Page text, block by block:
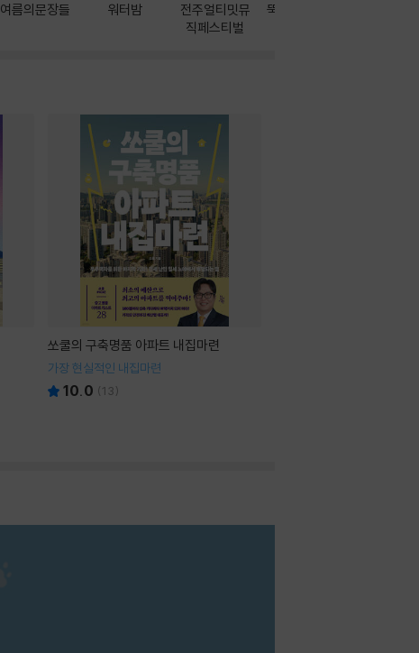
여름의문장들 워터밤
전주얼티밋뮤
직페스티벌
뚝딱! AI 3대장
쏘쿨의 구축명품 아파트 내집마련
가장 현실적인 내집마련
10.0 (13)